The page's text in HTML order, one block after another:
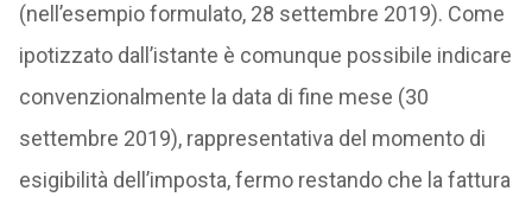
(nell’esempio formulato, 28 settembre 2019). Come
ipotizzato dall’istante è comunque possibile indicare
convenzionalmente la data di fine mese (30
settembre 2019), rappresentativa del momento di
esigibilità dell’imposta, fermo restando che la fattura